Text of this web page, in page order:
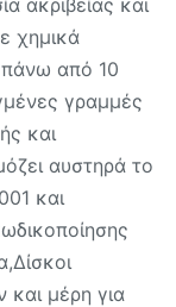
ακριβείας και
χημικά
πάνω από 10
γραμμές
και
αυστηρά το
και
μέρη για